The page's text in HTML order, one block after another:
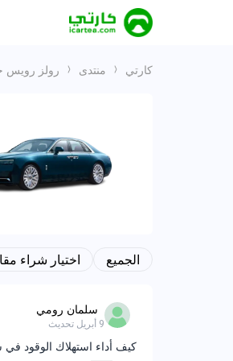
كارتي منتدى رولز
الجميع اختيار شراء
سلمان رومي
9 أبريل تحديث
كيف أداء استهلاك الوقود